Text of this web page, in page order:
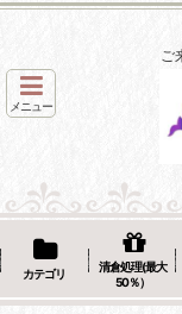
ご
メニュー
カテゴリ
清倉処理(最大
50％）